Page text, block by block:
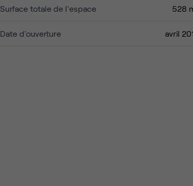
Surface totale de l'espace 528
Date d'ouverture avril